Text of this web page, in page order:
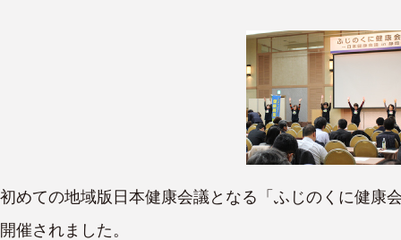
初めての地域版日本健康会議となる「ふじのくに健
開催されました。